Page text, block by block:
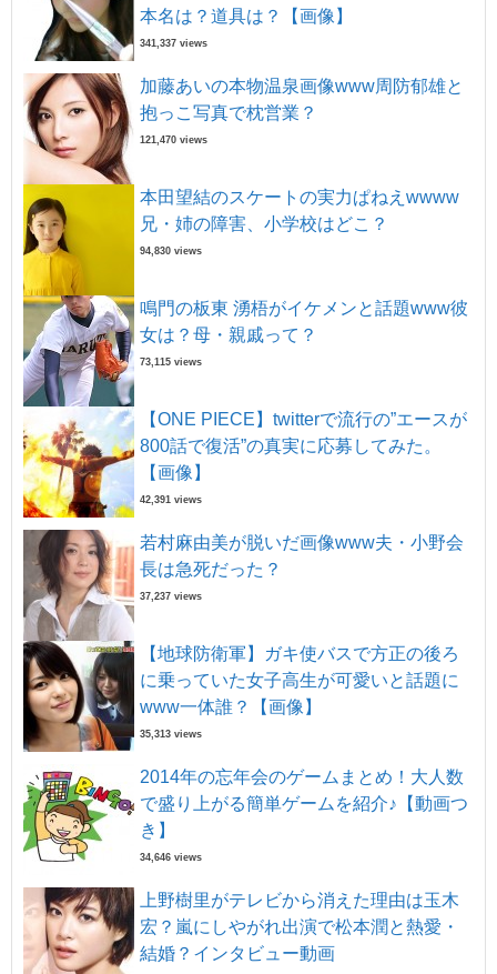
本名は？道具は？【画像】
341,337 views
加藤あいの本物温泉画像www周防郁雄と
抱っこ写真で枕営業？
121,470 views
本田望結のスケートの実力ぱねえwwww
兄・姉の障害、小学校はどこ？
94,830 views
鳴門の板東 湧梧がイケメンと話題www彼
女は？母・親戚って？
73,115 views
【ONE PIECE】twitterで流行の”エースが
800話で復活”の真実に応募してみた。
【画像】
42,391 views
若村麻由美が脱いだ画像www夫・小野会
長は急死だった？
37,237 views
【地球防衛軍】ガキ使バスで方正の後ろ
に乗っていた女子高生が可愛いと話題に
www一体誰？【画像】
35,313 views
2014年の忘年会のゲームまとめ！大人数
で盛り上がる簡単ゲームを紹介♪【動画つ
き】
34,646 views
上野樹里がテレビから消えた理由は玉木
宏？嵐にしやがれ出演で松本潤と熱愛・
結婚？インタビュー動画